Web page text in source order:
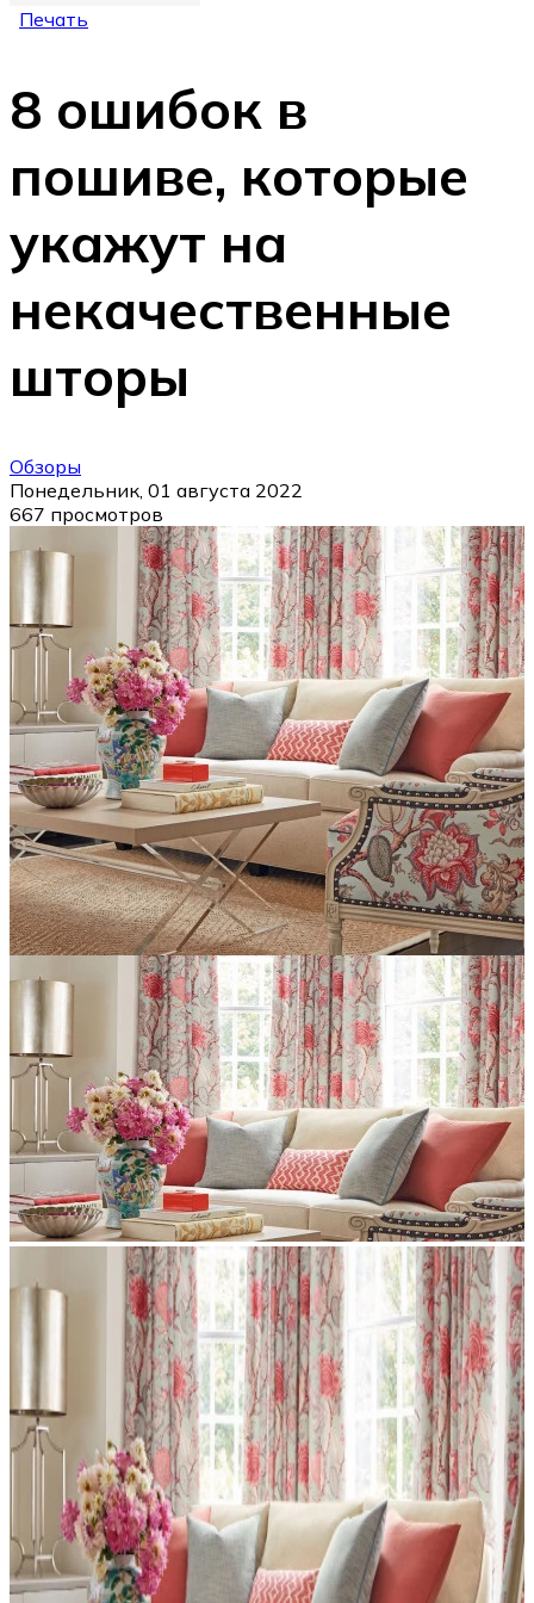
Печать
8 ошибок в
пошиве, которые
укажут на
некачественные
шторы
Обзоры
Понедельник, 01 августа 2022
667 просмотров